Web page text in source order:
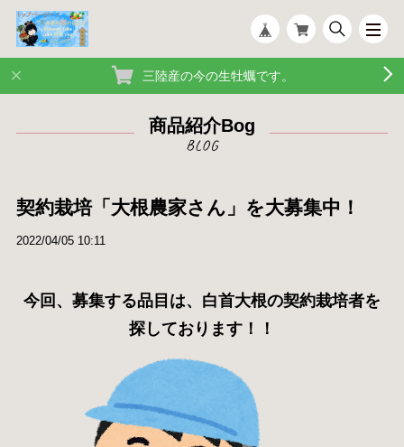
三陸産の今の生牡蠣です。
商品紹介Bog
契約栽培「大根農家さん」を大募集中！
2022/04/05 10:11
今回、募集する品目は、白首大根の契約栽培者を
探しております！！